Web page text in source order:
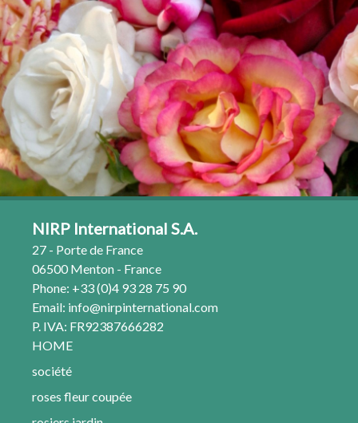
NIRP International S.A.
27 - Porte de France
06500 Menton - France
Phone: +33 (0)4 93 28 75 90
Email: info@nirpinternational.com
P. IVA: FR92387666282
HOME
société
roses fleur coupée